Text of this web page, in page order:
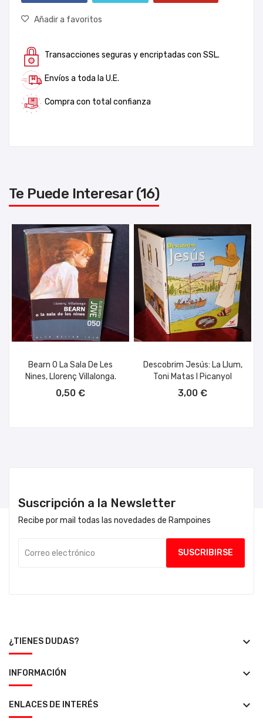
Añadir a favoritos
Transacciones seguras y encriptadas con SSL.
Envíos a toda la U.E.
Compra con total confianza
Te Puede Interesar (16)
Bearn O La Sala De Les
Nines, Llorenç Villalonga.
0,50 €
Descobrim Jesús: La Llum,
Toni Matas I Picanyol
3,00 €
Suscripción a la Newsletter
Recibe por mail todas las novedades de Rampoines
¿TIENES DUDAS? keyboard_arrow_down
INFORMACIÓN keyboard_arrow_down
ENLACES DE INTERÉS keyboard_arrow_down